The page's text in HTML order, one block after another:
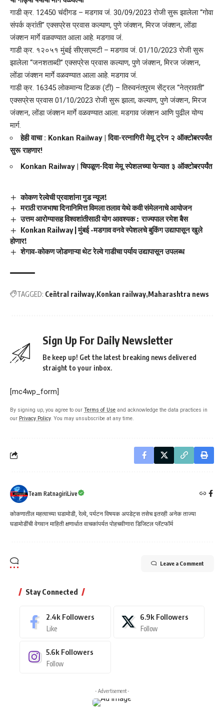
गाडी क्र. 12450 चंदीगड – मडगाव जं. 30/09/2023 रोजी सुरू झालेला “गोवा
संपर्क क्रांती” एक्सप्रेस प्रवास कल्याण, पुणे जंक्शन, मिरज जंक्शन, लोंडा
जंक्शन मार्गे वळवण्यात आला आहे. मडगाव जं.
गाडी क्र. १२०५१ मुंबई सीएसएमटी – मडगाव जं. 01/10/2023 रोजी सुरू
झालेला “जनशताब्दी” एक्सप्रेस प्रवास कल्याण, पुणे जंक्शन, मिरज जंक्शन,
लोंडा जंक्शन मार्गे वळवण्यात आला आहे. मडगाव जं.
गाडी क्र. 16345 लोकमान्य टिळक (टी) – तिरुवनंतपुरम सेंट्रल “नेत्रावती”
एक्सप्रेस प्रवास 01/10/2023 रोजी सुरू झाला, कल्याण, पुणे जंक्शन, मिरज
जंक्शन, लोंडा जंक्शन मार्गे वळवण्यात आला. मडगाव जंक्शन आणि पुढील योग्य
मार्ग.
हेही वाचा : Konkan Railway | दिवा-रत्नागिरी मेमू ट्रेन २ ऑक्टोबरपर्यंत
सुरू राहणार!
Konkan Railway | चिपळूण-दिवा मेमू स्पेशलच्या फेऱ्यात ३ ऑक्टोबरपर्यंत
कोकण रेल्वेची प्रवाशांना गुड न्यूज!
मराठी राजभाषा दिनानिमित्त विमला तलाव येथे कवी संमेलनाचे आयोजन
उत्तम आरोग्यासह विश्वशांतीसाठी योग आवश्यक : राज्यपाल रमेश बैस
Konkan Railway | मुंबई -मडगाव वनवे स्पेशलचे बुकिंग उद्यापासून खुले
होणार!
शेगाव-कोकण जोडणाऱ्या थेट रेल्वे गाडीचा पर्याय उद्यापासून उपलब्ध
TAGGED: Ceñtral railway Konkan railway Maharashtra news
Sign Up For Daily Newsletter
Be keep up! Get the latest breaking news delivered
straight to your inbox.
[mc4wp_form]
By signing up, you agree to our Terms of Use and acknowledge the data practices in
our Privacy Policy. You may unsubscribe at any time.
Team RatnagiriLive
कोकणातील महत्वाच्या घडामोडी, रेल्वे, पर्यटन विषयक अपडेट्स तसेच इतरही अनेक ताज्या
घडामोडींची वेगवान माहिती क्षणार्धात वाचकांपर्यत पोहचवीणारा डिजिटल प्लॅटफॉर्म
Leave a Comment
Stay Connected
2.4k Followers
Like
6.9k Followers
Follow
5.6k Followers
Follow
- Advertisement -